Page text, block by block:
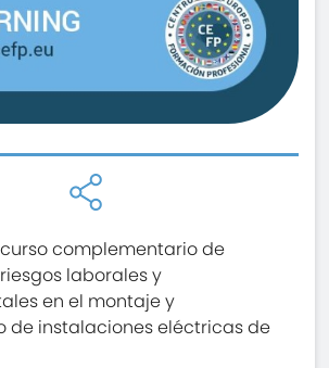
complementario de
laborales y
en el montaje y
de instalaciones eléctricas de